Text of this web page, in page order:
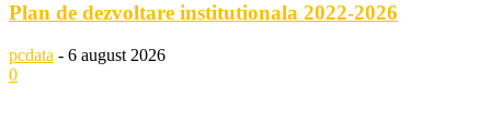
Plan de dezvoltare institutionala 2022-2026
pcdata - 6 august 2026
0